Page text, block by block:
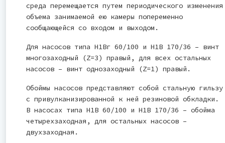
среда перемещается путем периодического изменения
объема занимаемой ею камеры попеременно
сообщающейся со входом и выходом.
Для насосов типа Н1Вг 60/100 и Н1В 170/36 – винт
многозаходный (Z=3) правый, для всех остальных
насосов – винт однозаходный (Z=1) правый.
Обоймы насосов представляют собой стальную гильзу
с привулканизированной к ней резиновой обкладки.
В насосах типа Н1В 60/100 и Н1В 170/36 – обойма
четырехзаходная, для остальных насосов –
двухзаходная.